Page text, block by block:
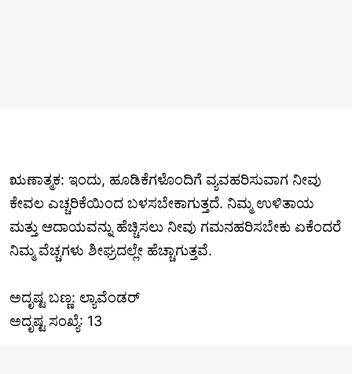
ಋಣಾತ್ಮಕ: ಇಂದು, ಹೂಡಿಕೆಗಳೊಂದಿಗೆ ವ್ಯವಹರಿಸುವಾಗ ನೀವು
ಕೇವಲ ಎಚ್ಚರಿಕೆಯಿಂದ ಬಳಸಬೇಕಾಗುತ್ತದೆ. ನಿಮ್ಮ ಉಳಿತಾಯ
ಮತ್ತು ಆದಾಯವನ್ನು ಹೆಚ್ಚಿಸಲು ನೀವು ಗಮನಹರಿಸಬೇಕು ಏಕೆಂದರೆ
ನಿಮ್ಮ ವೆಚ್ಚಗಳು ಶೀಘ್ರದಲ್ಲೇ ಹೆಚ್ಚಾಗುತ್ತವೆ.
ಅದೃಷ್ಟ ಬಣ್ಣ: ಲ್ಯಾವೆಂಡರ್
ಅದೃಷ್ಟ ಸಂಖ್ಯೆ: 13